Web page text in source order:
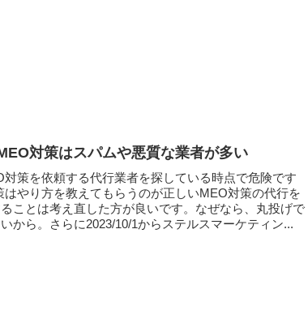
対策はスパムや悪質な業者が多い
対策を依頼する代行業者を探している時点で危険です
はやり方を教えてもらうのが正しいMEO対策の代行を
ことは考え直した方が良いです。なぜなら、丸投げで
から。さらに2023/10/1からステルスマーケティン...